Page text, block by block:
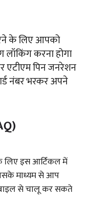
के लिए आपको
करना होगा
पिन जनरेशन
नंबर भरकर अपने
लिए इस आर्टिकल में
माध्यम से आप
से चालू कर सकते